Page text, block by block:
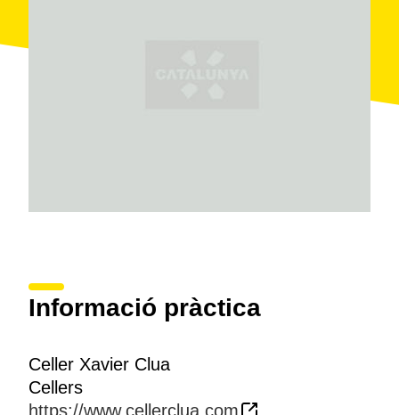
Informació pràctica
Celler Xavier Clua
Cellers
https://www.cellerclua.com